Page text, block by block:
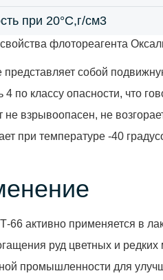
при 20°С,г/см3
флотореагента
собой
4 по классу опасности, что
не взрывоопасен, не
при температуре -40
66 активно применяется в
руд цветных и редких
промышленности для